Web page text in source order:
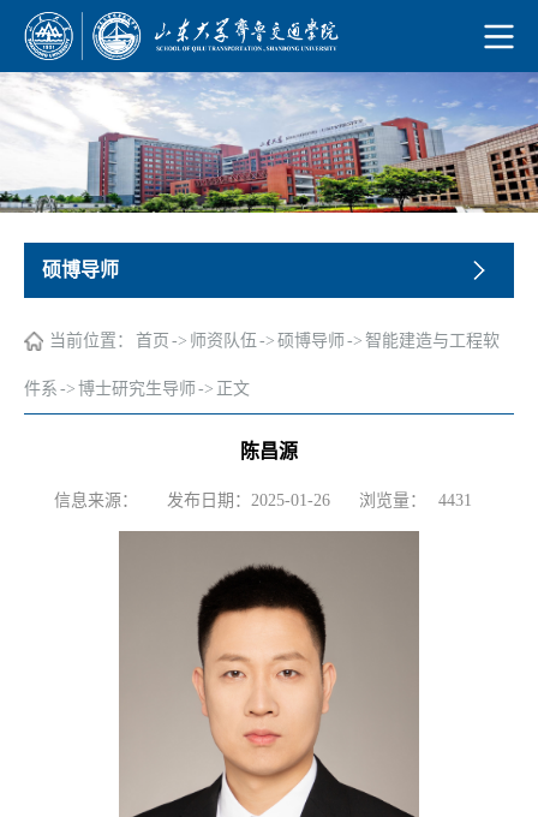
硕博导师
当前位置： 首页 -> 师资队伍 -> 硕博导师-> 智能建造与工程软
件系 -> 博士研究生导师-> 正文
陈昌源
信息来源： 发布日期：2025-01-26 浏览量： 4431